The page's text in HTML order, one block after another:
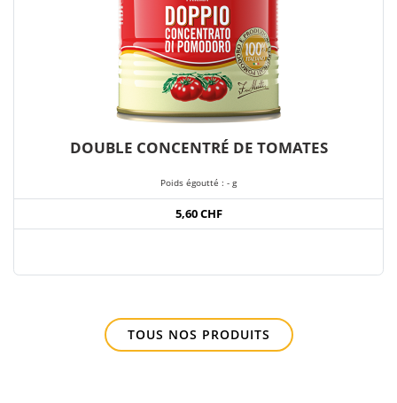
DOUBLE CONCENTRÉ DE TOMATES
Poids égoutté : - g
5,60 CHF
TOUS NOS PRODUITS